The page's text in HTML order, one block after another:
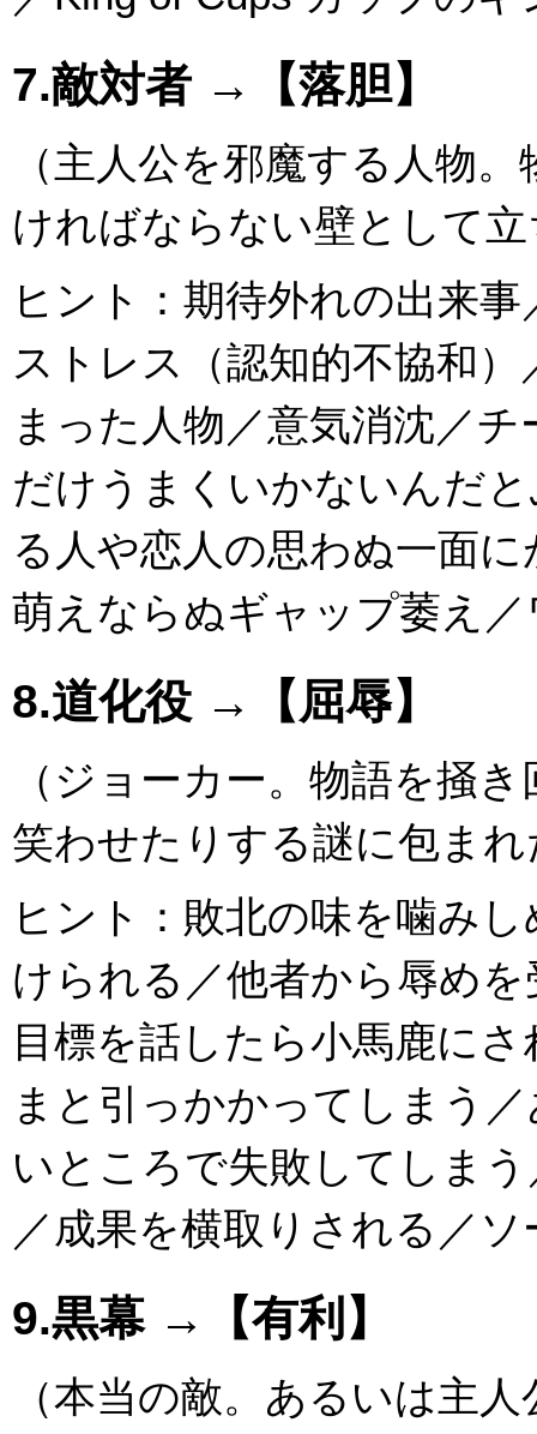
7.敵対者 →【落胆】
（主人公を邪魔する人物
ければならない壁として
ヒント：期待外れの出来
ストレス（認知的不協和
まった人物／意気消沈／
だけうまくいかないんだ
る人や恋人の思わぬ一面
萌えならぬギャップ萎え
8.道化役 →【屈辱】
（ジョーカー。物語を掻
笑わせたりする謎に包ま
ヒント：敗北の味を噛み
けられる／他者から辱め
目標を話したら小馬鹿に
まと引っかかってしまう
いところで失敗してしま
／成果を横取りされる／
9.黒幕 →【有利】
（本当の敵。あるいは主